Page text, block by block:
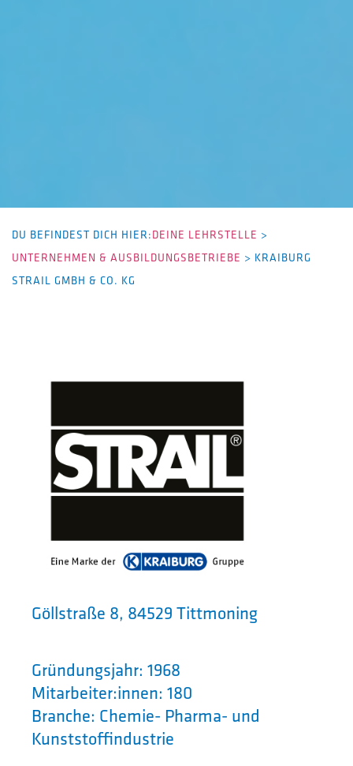
DU BEFINDEST DICH HIER:DEINE LEHRSTELLE >
UNTERNEHMEN & AUSBILDUNGSBETRIEBE > KRAIBURG
STRAIL GMBH & CO. KG
Göllstraße 8, 84529 Tittmoning
Gründungsjahr: 1968
Mitarbeiter:innen: 180
Branche: Chemie- Pharma- und
Kunststoffindustrie